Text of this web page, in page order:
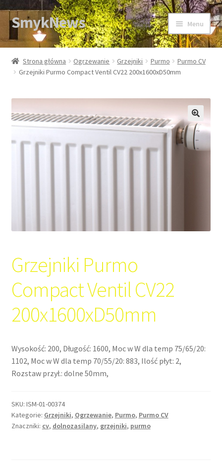
Przejdź
do
nawigacji
Przejdź
do
treści
SmykNews Menu
Strona główna
Strona główna Ogrzewanie Grzejniki Purmo
Purmo CV
Grzejniki Purmo Compact Ventil CV22 200x1600xD50mm
Grzejniki Purmo
Compact Ventil CV22
200x1600xD50mm
Wysokość: 200, Długość: 1600, Moc w W dla temp 75/65/20:
1102, Moc w W dla temp 70/55/20: 883, Ilość płyt: 2,
Rozstaw przył.: dolne 50mm,
SKU: ISM-01-00374
Kategorie: Grzejniki, Ogrzewanie, Purmo, Purmo CV
Znaczniki: cv, dolnozasilany, grzejniki, purmo